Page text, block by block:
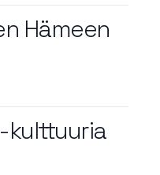
Hämeen
kulttuuria